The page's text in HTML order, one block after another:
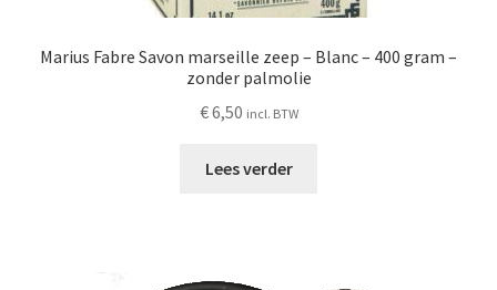
Marius Fabre Savon marseille zeep – Blanc – 400 gram –
zonder palmolie
€6,50 incl. BTW
Lees verder